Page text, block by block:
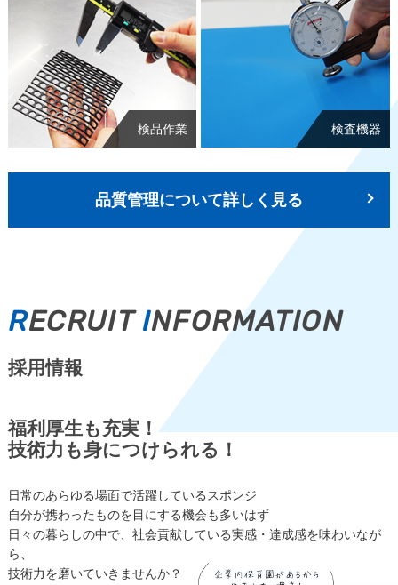
検品作業 検査機器
品質管理について詳しく見る
RECRUITINFORMATION
採用情報
福利厚生も充実！
技術力も身につけられる！
日常のあらゆる場面で活躍しているスポンジ
自分が携わったものを目にする機会も多いはず
日々の暮らしの中で、社会貢献している実感・達成感を味わいなが
ら、
技術力を磨いていきませんか？